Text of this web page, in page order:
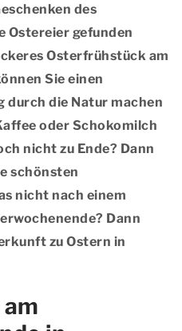
des
Ostereier gefunden
Osterfrühstück am
Sie einen
durch die Natur machen
oder Schokomilch
nicht zu Ende? Dann
schönsten
nicht nach einem
Dann
zu Ostern in